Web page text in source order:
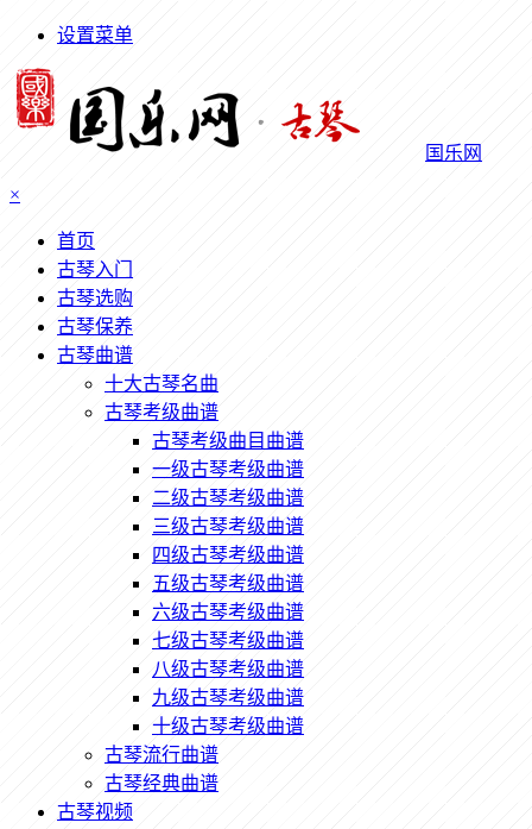
设置菜单
国乐网
×
首页
古琴入门
古琴选购
古琴保养
古琴曲谱
十大古琴名曲
古琴考级曲谱
古琴考级曲目曲谱
一级古琴考级曲谱
二级古琴考级曲谱
三级古琴考级曲谱
四级古琴考级曲谱
五级古琴考级曲谱
六级古琴考级曲谱
七级古琴考级曲谱
八级古琴考级曲谱
九级古琴考级曲谱
十级古琴考级曲谱
古琴流行曲谱
古琴经典曲谱
古琴视频